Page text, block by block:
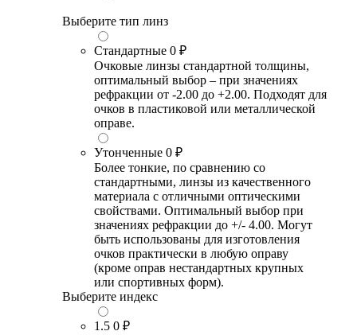
Выберите тип линз
Стандартные 0 ₽
Очковые линзы стандартной толщины,
оптимальный выбор – при значениях
рефракции от -2.00 до +2.00. Подходят для
очков в пластиковой или металлической
оправе.
Утонченные 0 ₽
Более тонкие, по сравнению со
стандартными, линзы из качественного
материала с отличными оптическими
свойствами. Оптимальный выбор при
значениях рефракции до +/- 4.00. Могут
быть использованы для изготовления
очков практически в любую оправу
(кроме оправ нестандартных крупных
или спортивных форм).
Выберите индекс
1.5 0 ₽